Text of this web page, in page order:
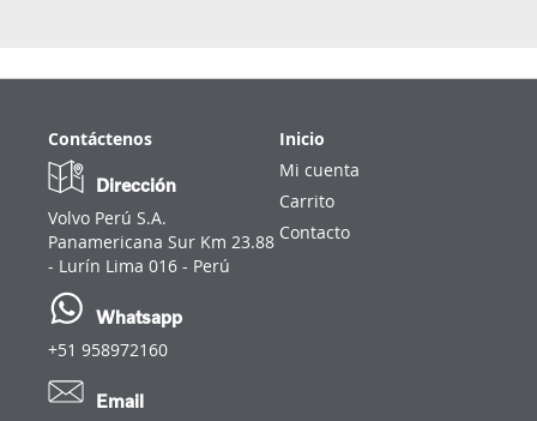
Contáctenos
Dirección
Volvo Perú S.A.
Panamericana Sur Km 23.88
- Lurín Lima 016 - Perú
Whatsapp
+51 958972160
Email
Inicio
Mi cuenta
Carrito
Contacto